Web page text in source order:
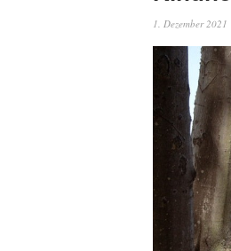
1. Dezember 2021